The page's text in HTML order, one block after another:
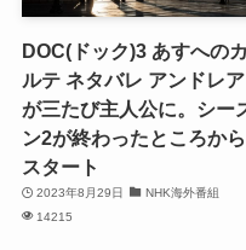
DOC(ドック)3 あすへのカ
ルテ ネタバレ アンドレア
が三たび主人公に。シー
ン2が終わったところから
スタート
2023年8月29日
NHK海外番組
14215